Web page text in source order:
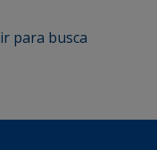
ir para busca